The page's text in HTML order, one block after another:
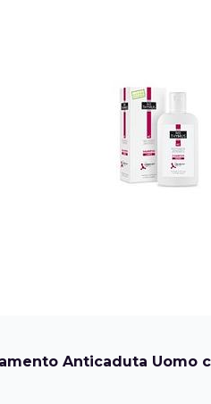
Anticaduta Uomo